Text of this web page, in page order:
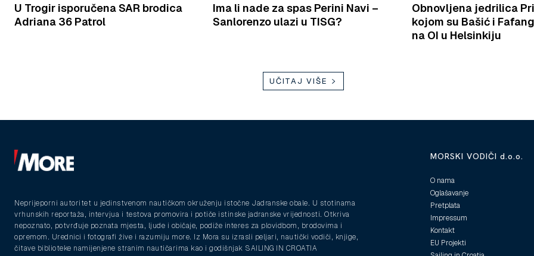
U Trogir isporučena SAR brodica
Adriana 36 Patrol
Ima li nade za spas Perini Navi –
Sanlorenzo ulazi u TISG?
Obnovljena jedrilica
kojom su Bašić i
na OI u Helsinkiju
UČITAJ VIŠE
Neprijeporni autoritet u jedinstvenom nautičkom okruženju istočne Jadranske obale. U stotinama
vrhunskih reportaža, intervjua i testova promovira i potiče istinske jadranske vrijednosti. Otkriva
nepoznato, potvrđuje poznata mjesta, ljude i običaje, podiže interes za plovidbom, brodovima i
opremom. Urednici i fotografi žive i razumiju more. Iz Mora su izrasli peljari, nautički vodiči, knjige,
čitave biblioteke namijenjene stranim nautičarima kao i godišnjak SAILING IN CROATIA
MORSKI VODIČI d.o.o.
O nama
Oglašavanje
Pretplata
Impressum
Kontakt
EU Projekti